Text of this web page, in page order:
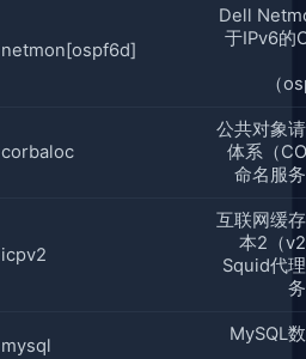
netmon[ospf6d]
Dell
于IPv6的
（
corbaloc
公共对象
体系（
命名服
icpv2
互联网缓
本2（
Squid代
mysql
MySQL